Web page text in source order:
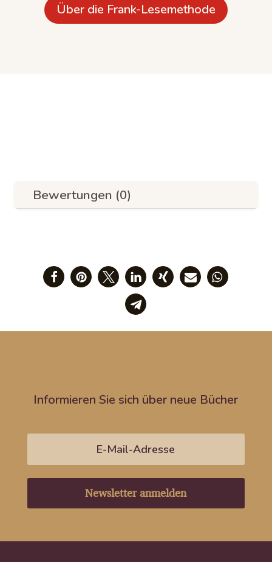
Über die Frank-Lesemethode
Bewertungen (0)
Informieren Sie sich über neue Bücher
Newsletter anmelden